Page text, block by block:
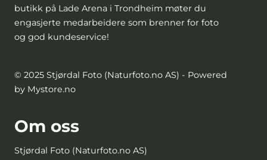
butikk på Lade Arena i Trondheim møter du
engasjerte medarbeidere som brenner for foto
og god kundeservice!
© 2025 Stjørdal Foto (Naturfoto.no AS) - Powered
by Mystore.no
Om oss
Stjørdal Foto (Naturfoto.no AS)